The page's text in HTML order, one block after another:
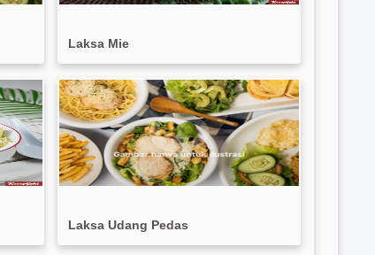
Laksa Mie
Laksa Udang Pedas